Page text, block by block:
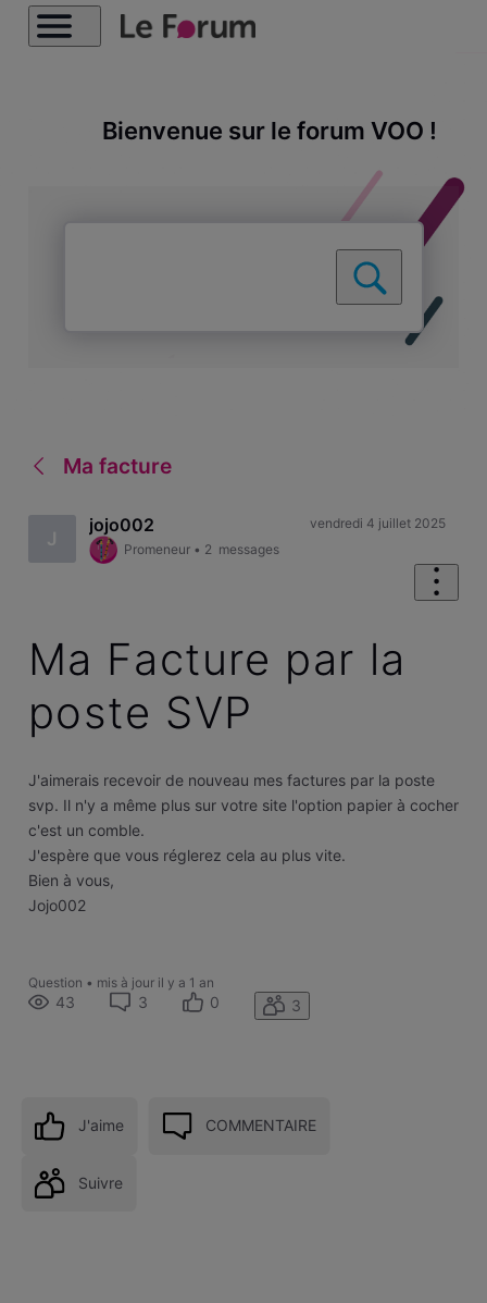
Bienvenue sur le forum VOO !
Ma facture
J
jojo002
Promeneur • 2 messages
vendredi 4 juillet 2025
Ma Facture par la
poste SVP
J'aimerais recevoir de nouveau mes factures par la poste
svp. Il n'y a même plus sur votre site l'option papier à cocher
c'est un comble.
J'espère que vous réglerez cela au plus vite.
Bien à vous,
Jojo002
Question • mis à jour il y a 1 an
43 3 0 3
J'aime COMMENTAIRE
Suivre